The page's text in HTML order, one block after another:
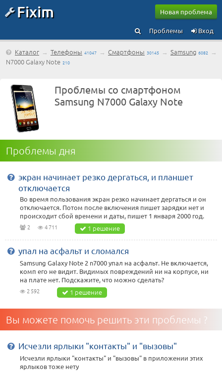
Fixim Новая проблема
Вход
Проблемы
Каталог → Телефоны 41047 → Смартфоны 30145 → Samsung 6082 →
N7000 Galaxy Note 210
Проблемы со смартфоном
Samsung N7000 Galaxy Note
Проблемы дня
экран начинает резко дергаться, и планшет
отключается
Во время пользования экран резко начинает дергаться и он
отключается. Потом после включения пишет зарядки нет и
происходит сбой времени и даты, пишет 1 января 2000 год.
2 4 711 1 решение
упал на асфальт и сломался
Samsung Galaxy Note 2 n7000 упал на асфальт. Не включается,
комп его не видит. Видимых повреждений ни на корпусе, ни
на плате нет. Подскажите, что можно сделать?
2 592 1 решение
Вы можете помочь решить эти проблемы ?
Исчезли ярлыки "контакты" и "вызовы"
Исчезли ярлыки "контакты" и "вызовы" в приложении этих
ярлыков тоже нету